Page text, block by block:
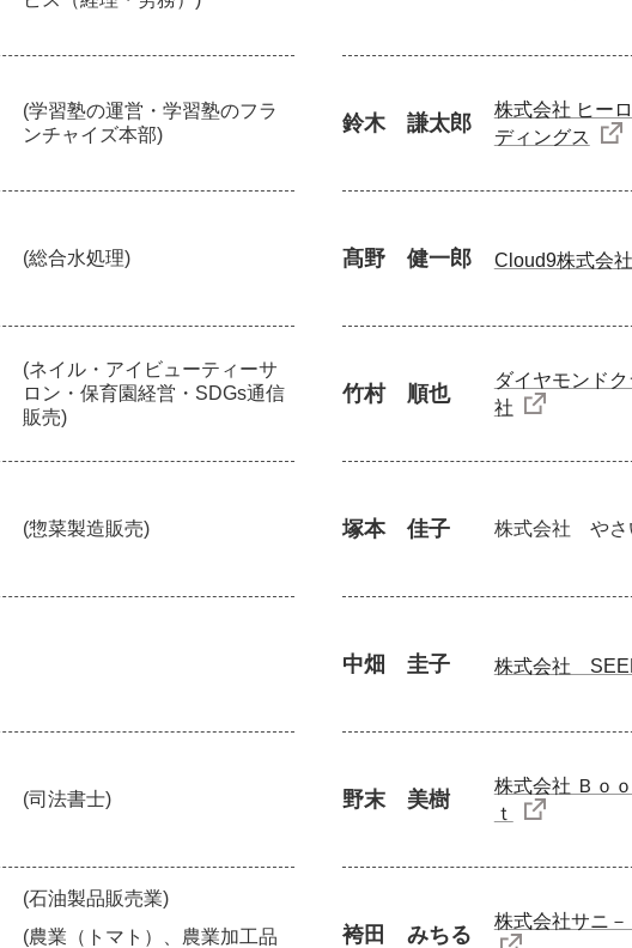
(学習塾の運営・学習塾のフラ
ンチャイズ本部)
鈴木 謙太郎
株式会社 ヒー
ディングス
(総合水処理) 髙野 健一郎 Cloud9株式会社
(ネイル・アイビューティーサ
ロン・保育園経営・SDGs通信
販売)
竹村 順也
ダイヤモンド
社
(惣菜製造販売) 塚本 佳子 株式会社 やさ
中畑 圭子 株式会社
(司法書士) 野末 美樹
株式会社 Ｂｏ
ｔ
(石油製品販売業)
(農業（トマト）、農業加工品
袴田 みちる
株式会社サニ